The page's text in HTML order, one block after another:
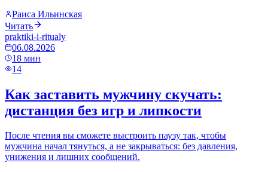
Раиса Ильинская
Читать
praktiki-i-ritualy
06.08.2026
18 мин
14
Как заставить мужчину скучать:
дистанция без игр и липкости
После чтения вы сможете выстроить паузу так, чтобы
мужчина начал тянуться, а не закрываться: без давления,
унижения и лишних сообщений.